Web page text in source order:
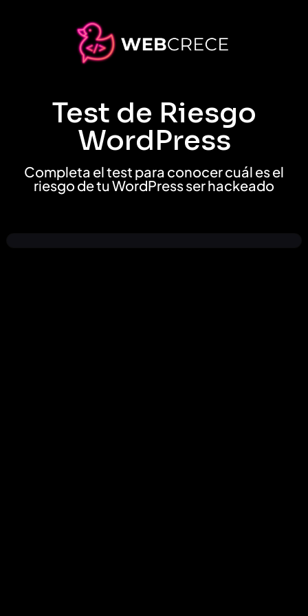
Test de Riesgo
WordPress
Completa el test para conocer cuál es el
riesgo de tu WordPress ser hackeado